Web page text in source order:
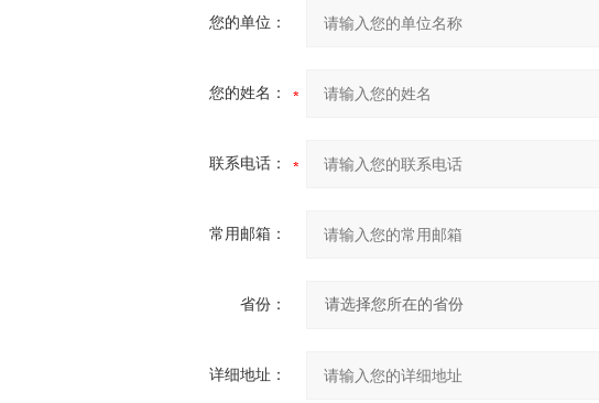
您的单位：
您的姓名：
联系电话：
常用邮箱：
省份：
详细地址：